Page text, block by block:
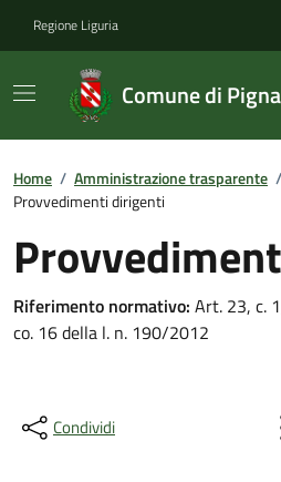
Regione Liguria
Comune di Pigna
Home / Amministrazione trasparente /
Provvedimenti dirigenti
Riferimento normativo: Art. 23, c.
co. 16 della l. n. 190/2012
Condividi